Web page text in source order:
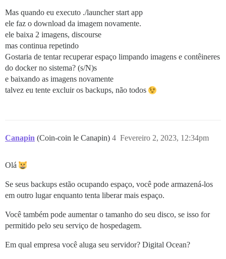
Mas quando eu executo ./launcher start app
ele faz o download da imagem novamente.
ele baixa 2 imagens, discourse
mas continua repetindo
Gostaria de tentar recuperar espaço limpando imagens e contêineres
do docker no sistema? (s/N)s
e baixando as imagens novamente
talvez eu tente excluir os backups, não todos
Canapin (Coin-coin le Canapin) Fevereiro 2, 2023, 12:34pm
4
Olá
Se seus backups estão ocupando espaço, você pode armazená-los
em outro lugar enquanto tenta liberar mais espaço.
Você também pode aumentar o tamanho do seu disco, se isso for
permitido pelo seu serviço de hospedagem.
Em qual empresa você aluga seu servidor? Digital Ocean?